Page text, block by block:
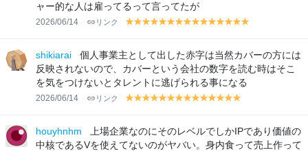
ャー的な人は雇ってるって言ってたが
2026/06/14 リンク
y
lo
w
y
lo
w
y
lo
y
lo
w
y
lo
w
y
lo
w
y
lo
w
y
lo
w
y
lo
w
y
lo
w
y
lo
w
y
lo
w
y
lo
w
y
lo
w
lo
w
shikiarai
個人事業主として出した赤字は当然カバーの方には
反映されないので、カバーという会社の数字を読む時はそこ
を気をつけないとタレントに逃げられる事になる
2026/06/14 リンク
y
lo
w
y
lo
w
y
lo
w
y
lo
w
y
lo
w
y
lo
w
y
lo
w
y
lo
w
y
lo
w
y
lo
y
lo
w
y
lo
w
y
lo
w
lo
w
houyhnhm
上場企業なのにそのレベルでしかIPであり価値の
中核であるVを使えてないのがヤバい。身内食って売上作って